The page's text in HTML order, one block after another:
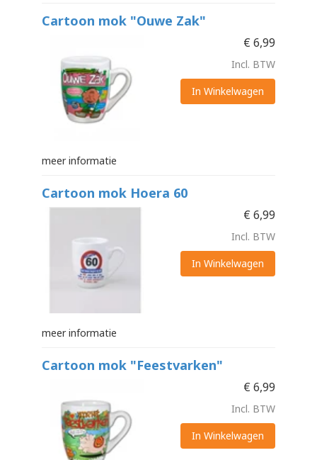
Cartoon mok "Ouwe Zak"
€ 6,99
Incl. BTW
In Winkelwagen
meer informatie
Cartoon mok Hoera 60
€ 6,99
Incl. BTW
In Winkelwagen
meer informatie
Cartoon mok "Feestvarken"
€ 6,99
Incl. BTW
In Winkelwagen